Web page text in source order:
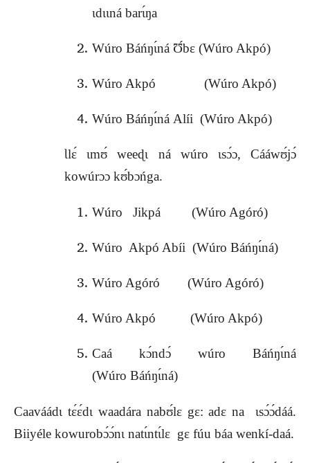
ɩdɩɩná barɩ́ŋa
Wúro Báńŋɩ́ná Ʊ́bɛ (Wúro Akpó)
Wúro Akpó (Wúro Akpó)
Wúro Báńŋɩ́ná Alíi (Wúro Akpó)
Ɩlɛ́ ɩmʊ́ weeɖɩ ná wúro ɩsɔ́ɔ, Cááwʊ́jɔ́
kowúrɔɔ kʊ́bɔńga.
Wúro Jikpá (Wúro Agóró)
Wúro Akpó Abíi (Wúro Báńŋɩ́ná)
Wúro Agóró (Wúro Agóró)
Wúro Akpó (Wúro Akpó)
Caá kɔ́ndɔ́ wúro Báńŋɩ́ná
(WúroBáńŋɩ́ná)
Caaváádɩ tɛ́ɛ́dɩ waadára nabʊ́lɛ gɛ: adɛ na ɩsɔ́ɔ́dáá.
Biiyéle kowurobɔ́ɔ́nɩ natɩ́ntɩ́lɛ gɛ fúu báa wenkí-daá.